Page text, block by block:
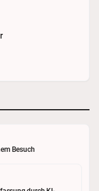
Besuch